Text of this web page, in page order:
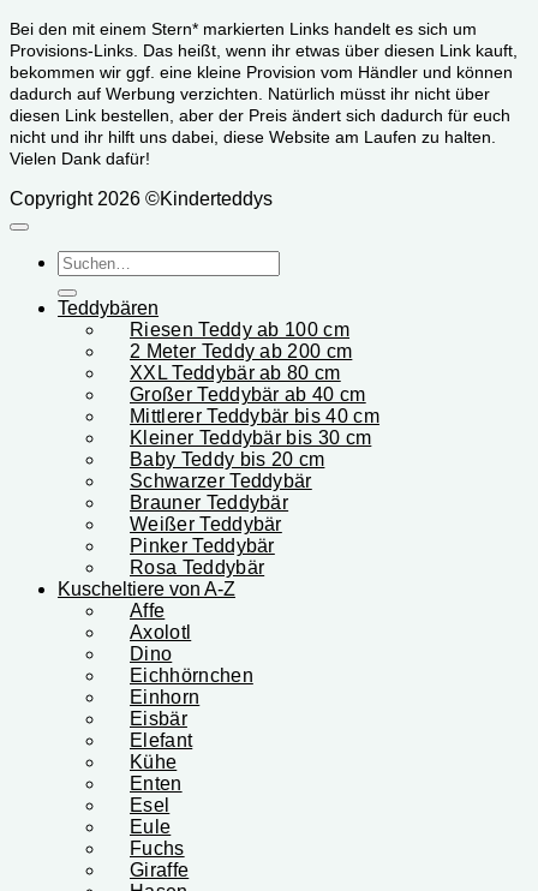
Bei den mit einem Stern* markierten Links handelt es sich um
Provisions-Links. Das heißt, wenn ihr etwas über diesen Link kauft,
bekommen wir ggf. eine kleine Provision vom Händler und können
dadurch auf Werbung verzichten. Natürlich müsst ihr nicht über
diesen Link bestellen, aber der Preis ändert sich dadurch für euch
nicht und ihr hilft uns dabei, diese Website am Laufen zu halten.
Vielen Dank dafür!
Copyright 2026 ©Kinderteddys
Suchen
nach:
Teddybären
Riesen Teddy ab 100 cm
2 Meter Teddy ab 200 cm
XXL Teddybär ab 80 cm
Großer Teddybär ab 40 cm
Mittlerer Teddybär bis 40 cm
Kleiner Teddybär bis 30 cm
Baby Teddy bis 20 cm
Schwarzer Teddybär
Brauner Teddybär
Weißer Teddybär
Pinker Teddybär
Rosa Teddybär
Kuscheltiere von A-Z
Affe
Axolotl
Dino
Eichhörnchen
Einhorn
Eisbär
Elefant
Kühe
Enten
Esel
Eule
Fuchs
Giraffe